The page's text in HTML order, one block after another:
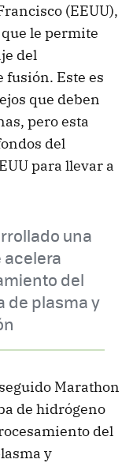
(EEUU),
le permite
del
fusión. Este es
que deben
pero esta
del
para llevar a
una
del
de plasma y
Marathon
de hidrógeno
del
y